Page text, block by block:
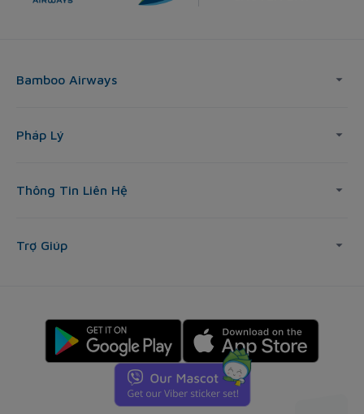
Bamboo Airways
Pháp Lý
Thông Tin Liên Hệ
Trợ Giúp